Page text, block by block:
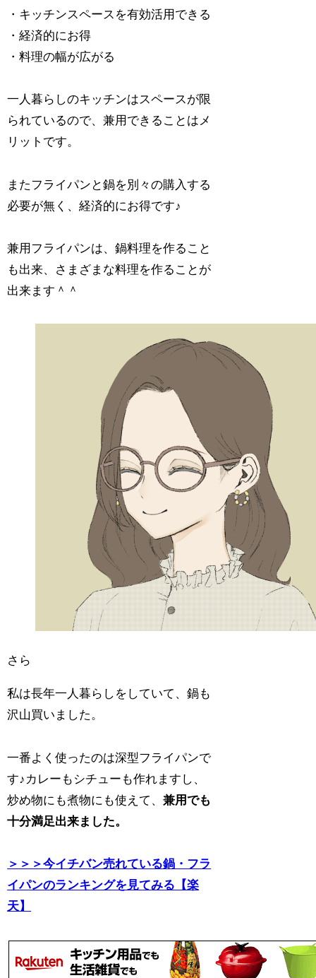
・キッチンスペースを有効活用できる
・経済的にお得
・料理の幅が広がる
一人暮らしのキッチンはスペースが限
られているので、兼用できることはメ
リットです。
またフライパンと鍋を別々の購入する
必要が無く、経済的にお得です♪
兼用フライパンは、鍋料理を作ること
も出来、さまざまな料理を作ることが
出来ます＾＾
さら
私は長年一人暮らしをしていて、鍋も
沢山買いました。
一番よく使ったのは深型フライパンで
す♪カレーもシチューも作れますし、
炒め物にも煮物にも使えて、兼用でも
十分満足出来ました。
＞＞＞今イチバン売れている鍋・フラ
イパンのランキングを見てみる【楽
天】